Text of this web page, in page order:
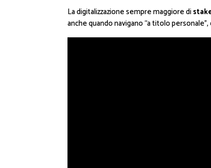
La digitalizzazione sempre maggiore di
anche quando navigano “a titolo